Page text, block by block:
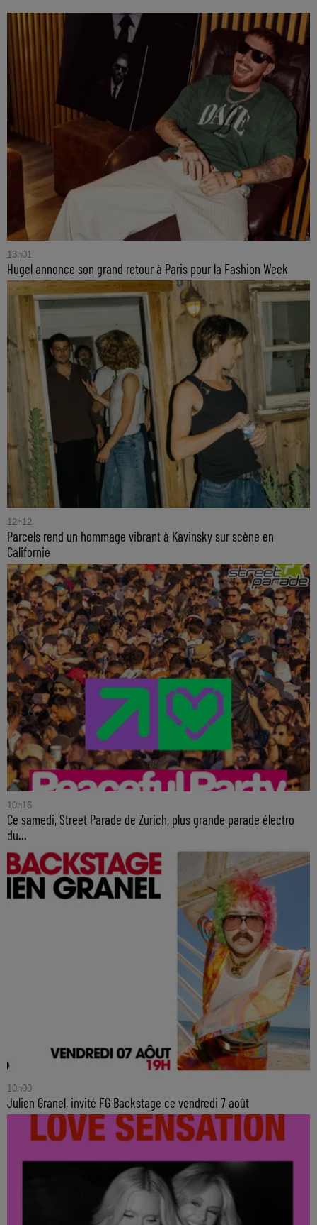
13h01
Hugel annonce son grand retour à Paris pour la Fashion Week
12h12
Parcels rend un hommage vibrant à Kavinsky sur scène en
Californie
10h16
Ce samedi, Street Parade de Zurich, plus grande parade électro
du...
10h00
Julien Granel, invité FG Backstage ce vendredi 7 août